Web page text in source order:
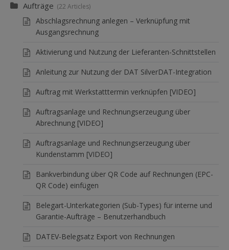
Aufträge 22 Articles
Abschlagsrechnung anlegen – Verknüpfung mit
Ausgangsrechnung
Aktivierung und Nutzung der Lieferanten-Schnittstellen
Anleitung zur Nutzung der DAT SilverDAT-Integration
Auftrag mit Werkstatttermin verknüpfen [VIDEO]
Auftragsanlage und Rechnungserzeugung über
Abrechnung [VIDEO]
Auftragsanlage und Rechnungserzeugung über
Kundenstamm [VIDEO]
Bankverbindung über QR Code auf Rechnungen (EPC-
QR Code) einfügen
Belegart-Unterkategorien (Sub-Types) für interne und
Garantie-Aufträge – Benutzerhandbuch
DATEV-Belegsatz Export von Rechnungen